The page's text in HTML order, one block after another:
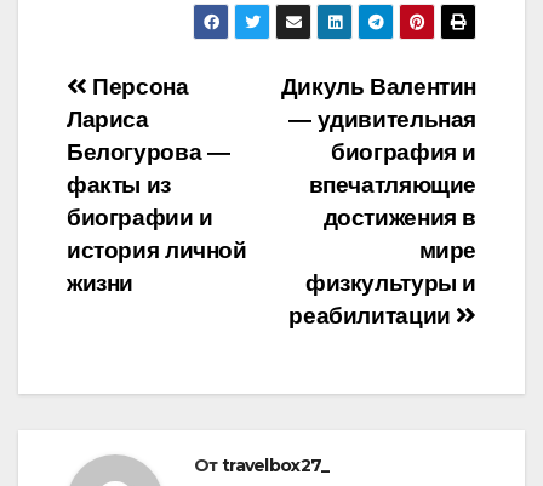
Навигация
по
записям
Дикуль Валентин
— удивительная
биография и
впечатляющие
достижения в
мире
физкультуры и
реабилитации
Персона
Лариса
Белогурова —
факты из
биографии и
история личной
жизни
Отtravelbox27_